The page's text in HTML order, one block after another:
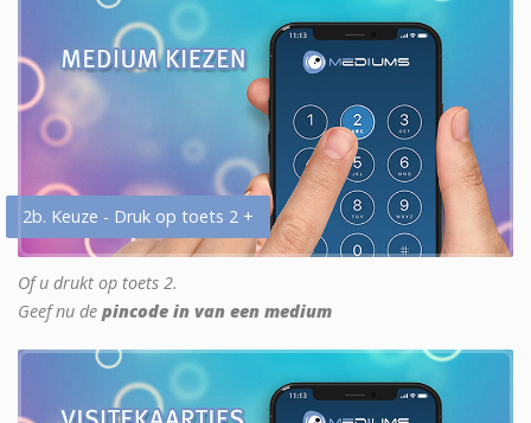
2b. Keuze - Druk op toets 2 +
Of u drukt op toets 2.
Geef nu de pincode in van een medium